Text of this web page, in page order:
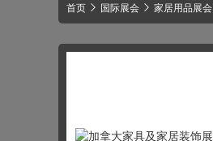
首页 国际展会 家居用品展会